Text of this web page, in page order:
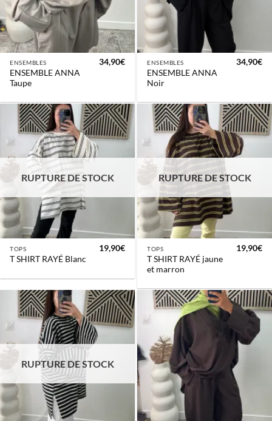
ENSEMBLES
ENSEMBLE ANNA
Taupe
34,90€ ENSEMBLES
ENSEMBLE ANNA
Noir
34,90€
RUPTURE DE STOCK
TOPS
T SHIRT RAYÉ Blanc
19,90€
RUPTURE DE STOCK
TOPS
T SHIRT RAYÉ jaune
et marron
19,90€
RUPTURE DE STOCK